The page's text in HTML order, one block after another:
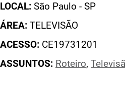
LOCAL: São Paulo - SP
ÁREA: TELEVISÃO
ACESSO: CE19731201
ASSUNTOS: Roteiro,